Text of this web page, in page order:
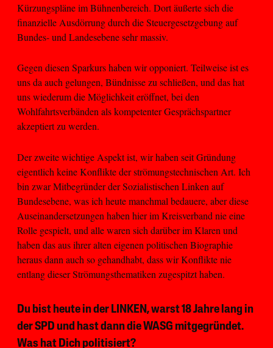
Kürzungspläne im Bühnenbereich. Dort äußerte sich die
finanzielle Ausdörrung durch die Steuergesetzgebung auf
Bundes- und Landesebene sehr massiv.
Gegen diesen Sparkurs haben wir opponiert. Teilweise ist es
uns da auch gelungen, Bündnisse zu schließen, und das hat
uns wiederum die Möglichkeit eröffnet, bei den
Wohlfahrtsverbänden als kompetenter Gesprächspartner
akzeptiert zu werden.
Der zweite wichtige Aspekt ist, wir haben seit Gründung
eigentlich keine Konflikte der strömungstechnischen Art. Ich
bin zwar Mitbegründer der Sozialistischen Linken auf
Bundesebene, was ich heute manchmal bedauere, aber diese
Auseinandersetzungen haben hier im Kreisverband nie eine
Rolle gespielt, und alle waren sich darüber im Klaren und
haben das aus ihrer alten eigenen politischen Biographie
heraus dann auch so gehandhabt, dass wir Konflikte nie
entlang dieser Strömungsthematiken zugespitzt haben.
Du bist heute in der LINKEN, warst 18 Jahre lang in
der SPD und hast dann die WASG mitgegründet.
Was hat Dich politisiert?